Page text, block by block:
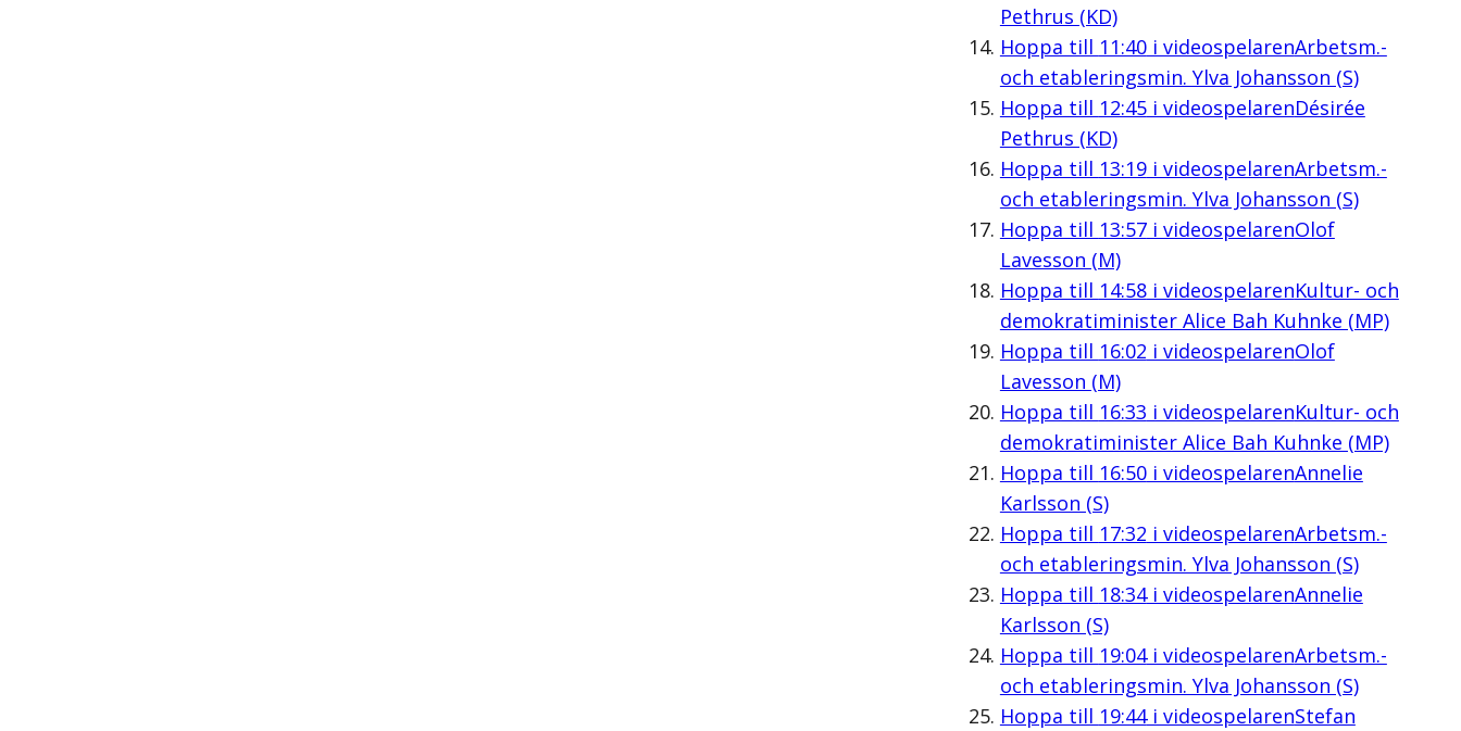
Pethrus (KD)
Hoppa till 11:40i videospelarenArbetsm.-
och etableringsmin. Ylva Johansson (S)
Hoppa till 12:45i videospelarenDésirée
Pethrus (KD)
Hoppa till 13:19i videospelarenArbetsm.-
och etableringsmin. Ylva Johansson (S)
Hoppa till 13:57i videospelarenOlof
Lavesson (M)
Hoppa till 14:58i videospelarenKultur- och
demokratiminister Alice Bah Kuhnke (MP)
Hoppa till 16:02 i videospelarenOlof
Lavesson (M)
Hoppa till 16:33 i videospelarenKultur- och
demokratiminister Alice Bah Kuhnke (MP)
Hoppa till 16:50i videospelarenAnnelie
Karlsson (S)
Hoppa till 17:32 i videospelarenArbetsm.-
och etableringsmin. Ylva Johansson (S)
Hoppa till 18:34i videospelarenAnnelie
Karlsson (S)
Hoppa till 19:04i videospelarenArbetsm.-
och etableringsmin. Ylva Johansson (S)
Hoppa till 19:44i videospelarenStefan